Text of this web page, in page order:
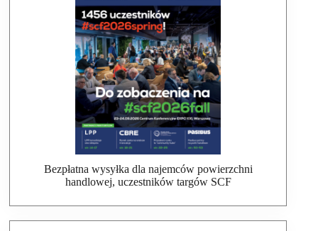
Bezpłatna wysyłka dla najemców powierzchni
handlowej, uczestników targów SCF